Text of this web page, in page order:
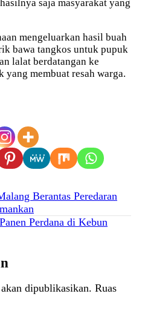
saja masyarakat yang
mengeluarkan hasil buah
bawa tangkos untuk pupuk
lalat berdatangan ke
membuat resah warga.
Berantas Peredaran
Perdana di Kebun
dipublikasikan. Ruas